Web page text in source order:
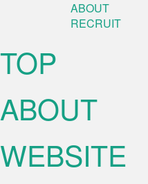
ABOUT
RECRUIT
TOP
ABOUT
WEBSITE